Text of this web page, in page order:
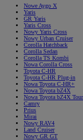
Nowe Aygo X
Yaris
GR Yaris
Yaris Cross
Nowy Yaris Cross
Nowy Urban Cruiser
Corolla Hatchback
Corolla Sedan
Corolla TS Kombi
Nowa Corolla Cross
Toyota C-HR
Toyota C-HR Plug-in
Nowa Toyota C-HR+
Nowa Toyota bZ4X
Nowa Toyota bZ4X
Camry
Prius
Mirai
Nowy RAV4
Land Cruiser
Nowy GR GT